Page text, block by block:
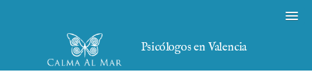
Psicólogos en Valencia